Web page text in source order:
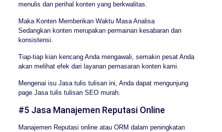
menulis dan perihal konten yang berkwalitas.
Maka Konten Memberikan Waktu Masa Analisa
Sedangkan konten merupakan permainan kesabaran dan
konsistensi.
Tiap-tiap kian kencang Anda mengawali, semakin pesat Anda
akan melihat efek dari layanan pemasaran konten kami.
Mengenai isu Jasa tulis tulisan ini, Anda dapat mengunjung
page Jasa tulis tulisan SEO murah.
#5 Jasa Manajemen Reputasi Online
Manajemen Reputasi online atau ORM dalam peningkatan